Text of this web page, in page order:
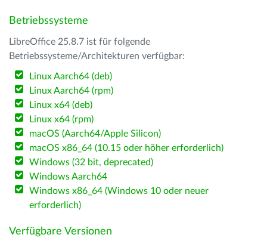
Betriebssysteme
LibreOffice 25.8.7 ist für folgende
Betriebssysteme/Architekturen verfügbar:
Linux Aarch64 (deb)
Linux Aarch64 (rpm)
Linux x64 (deb)
Linux x64 (rpm)
macOS (Aarch64/Apple Silicon)
macOS x86_64 (10.15 oder höher erforderlich)
Windows (32 bit, deprecated)
Windows Aarch64
Windows x86_64 (Windows 10 oder neuer
erforderlich)
Verfügbare Versionen